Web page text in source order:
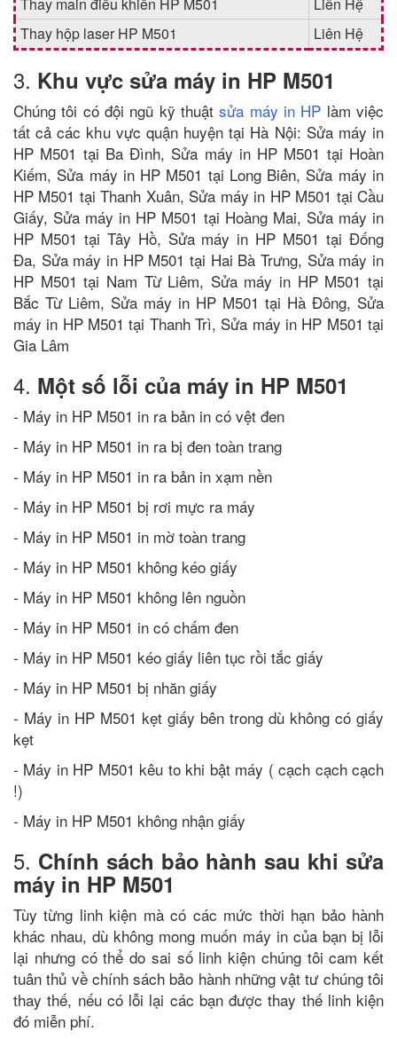
Thay hộp laser HP M501
Liên Hệ
3. Khu vực sửa máy in HP M501
Chúng tôi có đội ngũ kỹ thuậtsửa máy in HP làm việc
tất cả các khu vực quận huyện tại Hà Nội: Sửa máy in
HP M501 tại Ba Đình, Sửa máy in HP M501 tại Hoàn
Kiếm, Sửa máy in HP M501 tại Long Biên, Sửa máy in
HP M501 tại Thanh Xuân, Sửa máy in HP M501 tại Cầu
Giấy, Sửa máy in HP M501 tại Hoàng Mai, Sửa máy in
HP M501 tại Tây Hồ, Sửa máy in HP M501 tại Đống
Đa, Sửa máy in HP M501 tại Hai Bà Trưng, Sửa máy in
HP M501 tại Nam Từ Liêm, Sửa máy in HP M501 tại
Bắc Từ Liêm, Sửa máy in HP M501 tại Hà Đông, Sửa
máy in HP M501 tại Thanh Trì, Sửa máy in HP M501 tại
Gia Lâm
4. Một số lỗi của máy in HP M501
- Máy in HP M501 in ra bản in có vệt đen
- Máy in HP M501 in ra bị đen toàn trang
- Máy in HP M501 in ra bản in xạm nền
- Máy in HP M501 bị rơi mực ra máy
- Máy in HP M501 in mờ toàn trang
- Máy in HP M501 không kéo giấy
- Máy in HP M501 không lên nguồn
- Máy in HP M501 in có chấm đen
- Máy in HP M501 kéo giấy liên tục rồi tắc giấy
- Máy in HP M501 bị nhăn giấy
- Máy in HP M501 kẹt giấy bên trong dù không có giấy
kẹt
- Máy in HP M501 kêu to khi bật máy ( cạch cạch cạch
!)
- Máy in HP M501 không nhận giấy
5. Chính sách bảo hành sau khi sửa
máy in HP M501
Tùy từng linh kiện mà có các mức thời hạn bảo hành
khác nhau, dù không mong muốn máy in của bạn bị lỗi
lại nhưng có thể do sai số linh kiện chúng tôi cam kết
tuân thủ về chính sách bảo hành những vật tư chúng tôi
thay thế, nếu có lỗi lại các bạn được thay thế linh kiện
đó miễn phí.